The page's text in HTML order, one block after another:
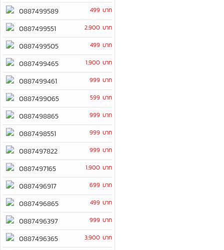
0887499589 499 บาท
0887499551 2,900 บาท
0887499505 499 บาท
0887499465 1,900 บาท
0887499461 999 บาท
0887499065 599 บาท
0887498865 999 บาท
0887498551 999 บาท
0887497822 999 บาท
0887497165 1,900 บาท
0887496917 699 บาท
0887496865 499 บาท
0887496397 999 บาท
0887496365 3,900 บาท